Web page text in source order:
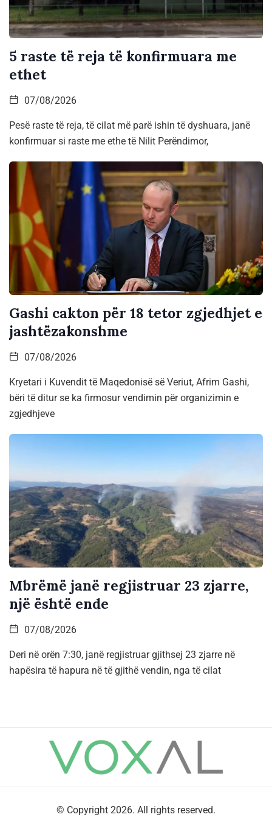
5 raste të reja të konfirmuara me
ethet
07/08/2026
Pesë raste të reja, të cilat më parë ishin të dyshuara, janë
konfirmuar si raste me ethe të Nilit Perëndimor,
Gashi cakton për 18 tetor zgjedhjet e
jashtëzakonshme
07/08/2026
Kryetari i Kuvendit të Maqedonisë së Veriut, Afrim Gashi,
bëri të ditur se ka firmosur vendimin për organizimin e
zgjedhjeve
Mbrëmë janë regjistruar 23 zjarre,
një është ende
07/08/2026
Deri në orën 7:30, janë regjistruar gjithsej 23 zjarre në
hapësira të hapura në të gjithë vendin, nga të cilat
© Copyright 2026. All rights reserved.